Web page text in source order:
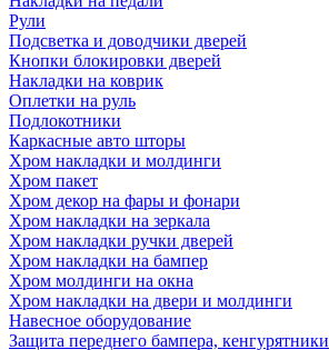
Рули
Подсветка и доводчики дверей
Кнопки блокировки дверей
Накладки на коврик
Оплетки на руль
Подлокотники
Каркасные авто шторы
Хром накладки и молдинги
Хром пакет
Хром декор на фары и фонари
Хром накладки на зеркала
Хром накладки ручки дверей
Хром накладки на бампер
Хром молдинги на окна
Хром накладки на двери и молдинги
Навесное оборудование
Защита переднего бампера, кенгурятники